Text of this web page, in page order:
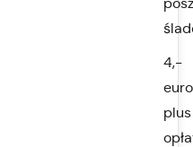
4,-
euro
plus